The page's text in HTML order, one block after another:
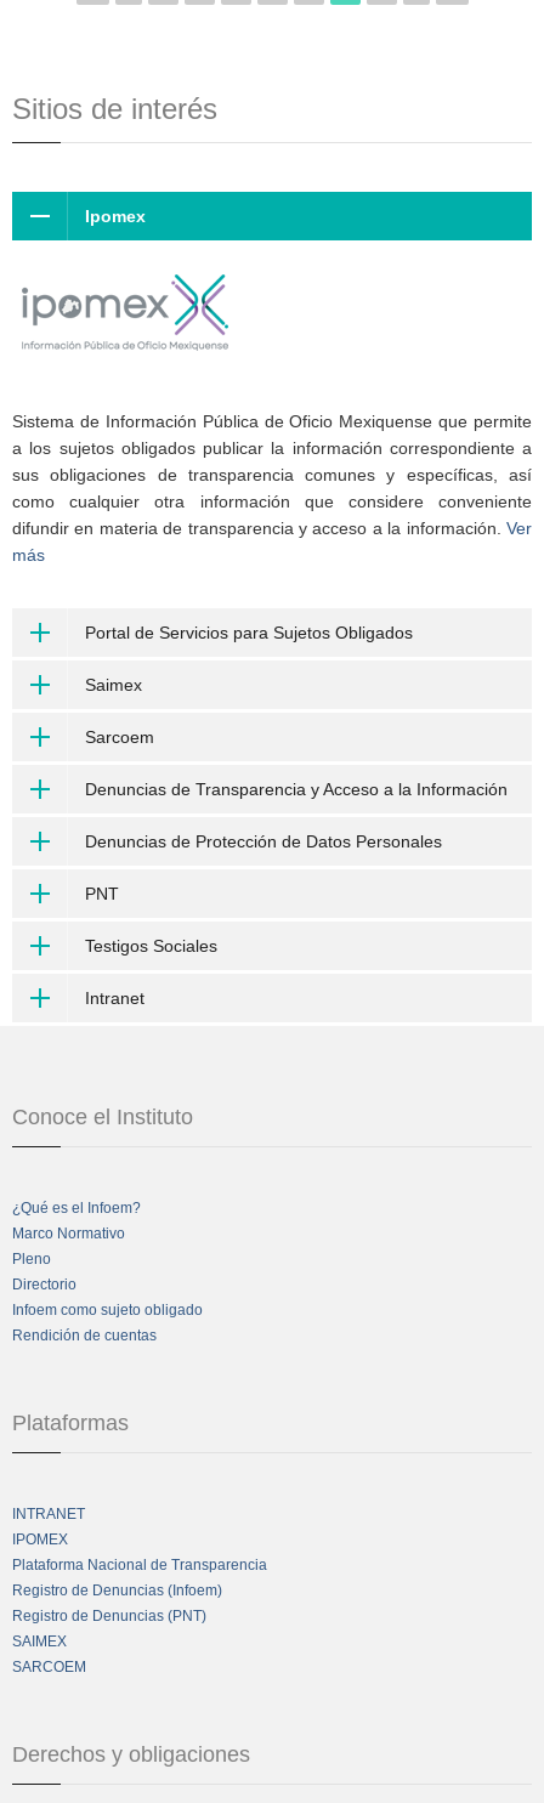
Sitios de interés
Ipomex
Sistema de Información Pública de Oficio Mexiquense que permite
a los sujetos obligados publicar la información correspondiente a
sus obligaciones de transparencia comunes y específicas, así
como cualquier otra información que considere conveniente
difundir en materia de transparencia y acceso a la información. Ver
más
Portal de Servicios para Sujetos Obligados
Saimex
Sarcoem
Denuncias de Transparencia y Acceso a la Información
Denuncias de Protección de Datos Personales
PNT
Testigos Sociales
Intranet
Conoce el Instituto
¿Qué es el Infoem?
Marco Normativo
Pleno
Directorio
Infoem como sujeto obligado
Rendición de cuentas
Plataformas
INTRANET
IPOMEX
Plataforma Nacional de Transparencia
Registro de Denuncias (Infoem)
Registro de Denuncias (PNT)
SAIMEX
SARCOEM
Derechos y obligaciones